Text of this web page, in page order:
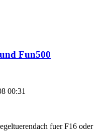
Fun500
00:31
fuer F16 oder